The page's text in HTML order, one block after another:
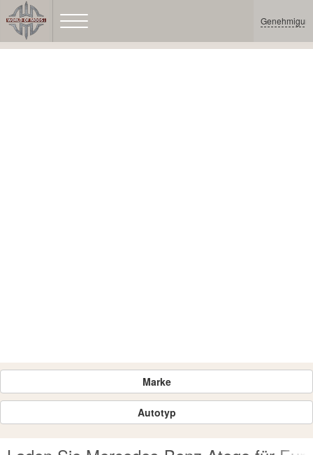
Marke
Autotyp